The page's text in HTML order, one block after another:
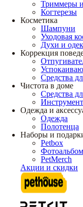
Триммеры
Когтерезы
Косметика
Шампуни
Уходовая
Духи и
Коррекция
Средства
Чистота в доме
Средства
Одежда и
Одежда
Полотенца
Наборы и
Petbox
PetMerch
Акции и скидки